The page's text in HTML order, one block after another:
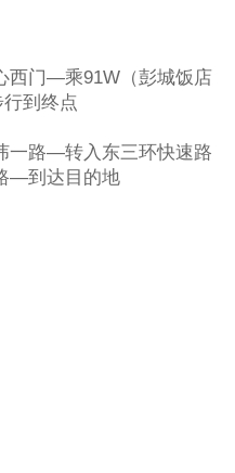
西门—乘91W（彭城饭店
到终点
一路—转入东三环快速路
—到达目的地